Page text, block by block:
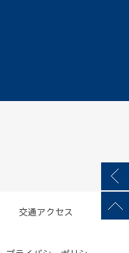
交通アクセス